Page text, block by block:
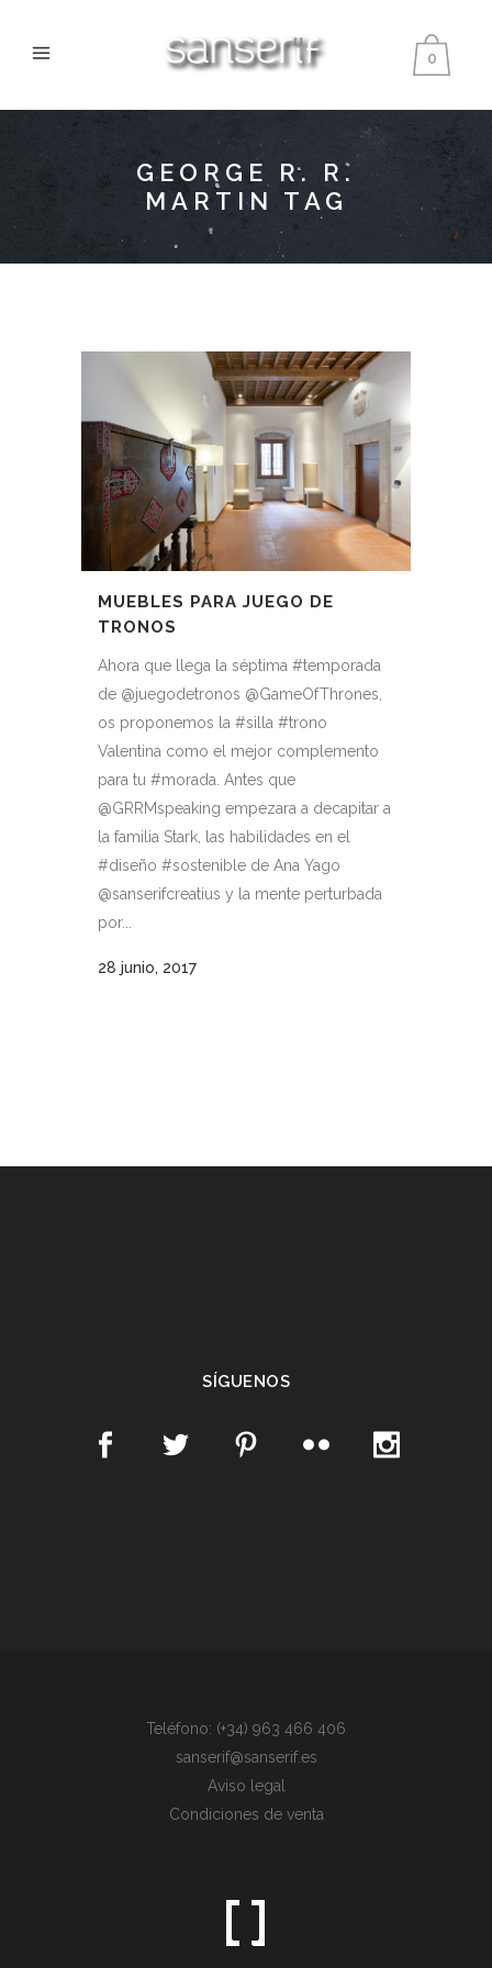
0
GEORGE R. R.
MARTIN TAG
MUEBLES PARA JUEGO DE
TRONOS
Ahora que llega la séptima #temporada
de @juegodetronos @GameOfThrones,
os proponemos la #silla #trono
Valentina como el mejor complemento
para tu #morada. Antes que
@GRRMspeaking empezara a decapitar a
la familia Stark, las habilidades en el
#diseño #sostenible de Ana Yago
@sanserifcreatius y la mente perturbada
por...
28 junio, 2017
SÍGUENOS
Teléfono: (+34) 963 466 406
sanserif@sanserif.es
Aviso legal
Condiciones de venta